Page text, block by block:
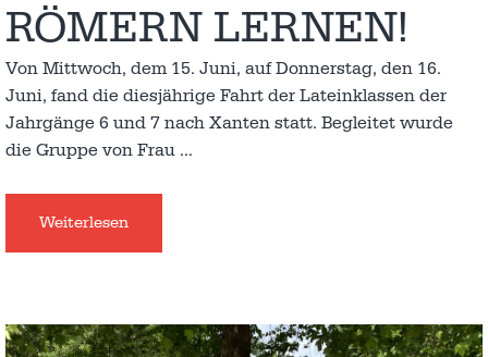
RÖMERN LERNEN!
Von Mittwoch, dem 15. Juni, auf Donnerstag, den 16.
Juni, fand die diesjährige Fahrt der Lateinklassen der
Jahrgänge 6 und 7 nach Xanten statt. Begleitet wurde
die Gruppe von Frau …
Weiterlesen